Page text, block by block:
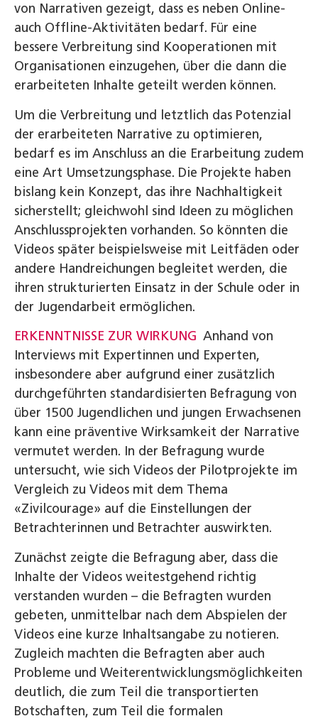
von Narrativen gezeigt, dass es neben Online-
auch Offline-­Aktivitäten bedarf. Für eine
bessere Verbreitung sind Kooperationen mit
Organisationen einzugehen, über die dann die
erarbeiteten Inhalte geteilt werden können.
Um die Verbreitung und letztlich das Potenzial
der erarbeiteten Narrative zu optimieren,
bedarf es im Anschluss an die Erarbeitung zudem
eine Art Umsetzungsphase. Die Projekte haben
bislang kein Konzept, das ihre Nachhaltigkeit
sicherstellt; gleichwohl sind Ideen zu möglichen
Anschlussprojekten vorhanden. So könnten die
Videos später beispielsweise mit Leitfäden oder
andere Handreichungen begleitet werden, die
ihren strukturierten Einsatz in der Schule oder in
der Jugendarbeit ermöglichen.
ERKENNTNISSE ZUR WIRKUNG Anhand von
Interviews mit Expertinnen und Experten,
insbesondere aber aufgrund einer zusätzlich
durchgeführten standardisierten Befragung von
über 1500 Jugendlichen und jungen Erwachsenen
kann eine präventive Wirksamkeit der Narrative
vermutet werden. In der Befragung wurde
untersucht, wie sich Videos der Pilotprojekte im
Vergleich zu Videos mit dem Thema
«Zivilcourage» auf die Einstellungen der
Betrachterinnen und Betrachter auswirkten.
Zunächst zeigte die Befragung aber, dass die
Inhalte der Videos weitestgehend richtig
verstanden wurden – die Befragten wurden
gebeten, unmittelbar nach dem Abspielen der
Videos eine kurze Inhaltsangabe zu notieren.
Zugleich machten die Befragten aber auch
Probleme und Weiter­entwicklungsmöglichkeiten
deutlich, die zum Teil die transportierten
Botschaften, zum Teil die formalen